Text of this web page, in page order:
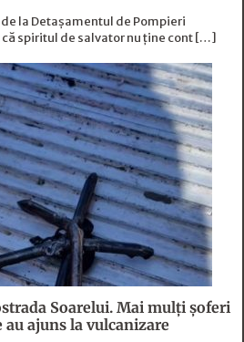
la Detașamentul de Pompieri
spiritul de salvator nu ține cont […]
Soarelui. Mai mulți șoferi
au ajuns la vulcanizare